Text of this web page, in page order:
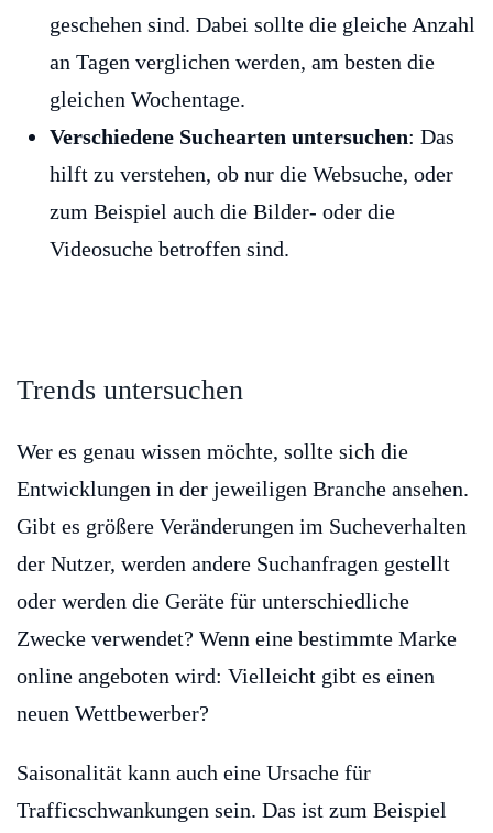
geschehen sind. Dabei sollte die gleiche Anzahl
an Tagen verglichen werden, am besten die
gleichen Wochentage.
Verschiedene Suchearten untersuchen: Das
hilft zu verstehen, ob nur die Websuche, oder
zum Beispiel auch die Bilder- oder die
Videosuche betroffen sind.
Trends untersuchen
Wer es genau wissen möchte, sollte sich die
Entwicklungen in der jeweiligen Branche ansehen.
Gibt es größere Veränderungen im Sucheverhalten
der Nutzer, werden andere Suchanfragen gestellt
oder werden die Geräte für unterschiedliche
Zwecke verwendet? Wenn eine bestimmte Marke
online angeboten wird: Vielleicht gibt es einen
neuen Wettbewerber?
Saisonalität kann auch eine Ursache für
Trafficschwankungen sein. Das ist zum Beispiel